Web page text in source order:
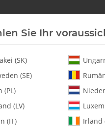
Neu an Lager Helikopter
Support Right
Sie Ihr
(SK)
(SE)
(PL)
(LV)
(IT)
Irland